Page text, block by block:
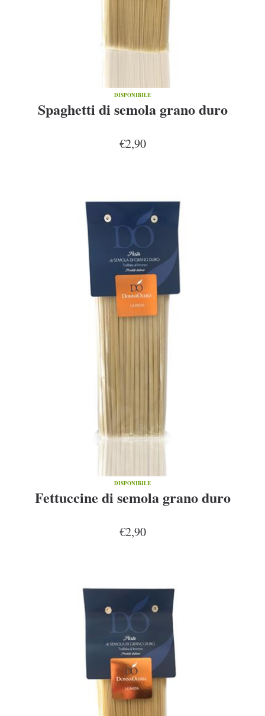
DISPONIBILE
Spaghetti di semola grano duro
€2,90
DISPONIBILE
Fettuccine di semola grano duro
€2,90